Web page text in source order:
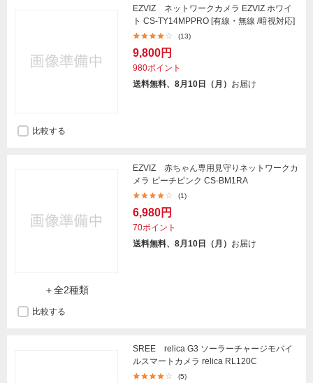
EZVIZ ネットワークカメラ EZVIZ ホワイ
ト CS-TY14MPPRO [有線・無線 /暗視対応]
(13)
9,800円
980ポイント
送料無料、8月10日（月） お届け
比較する
＋全2種類
EZVIZ 赤ちゃん専用見守りネットワークカ
メラ ピーチピンク CS-BM1RA
(1)
6,980円
70ポイント
送料無料、8月10日（月） お届け
比較する
SREE relica G3 ソーラーチャージモバイ
ルスマートカメラ relica RL120C
(5)